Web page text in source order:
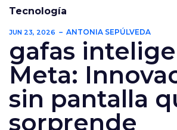
Tecnología
JUN 23, 2026 ANTONIA SEPÚLVEDA
gafas
Meta:
sin pantalla
sorprende